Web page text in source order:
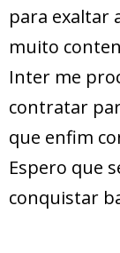
para exaltar
muito
Inter me
contratar
que enfim
Espero que
conquistar